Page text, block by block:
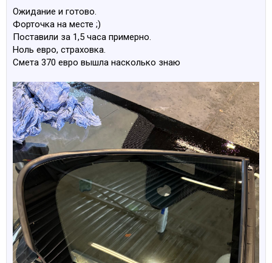
Ожидание и готово.
Форточка на месте ;)
Поставили за 1,5 часа примерно.
Ноль евро, страховка.
Смета 370 евро вышла насколько знаю